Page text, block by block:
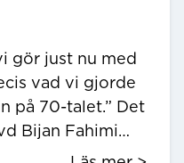
gör just nu med
vad vi gjorde
på 70-talet.” Det
Bijan Fahimi…